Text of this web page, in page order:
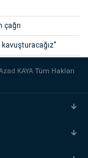
çağrı
KAYATüm Hakları